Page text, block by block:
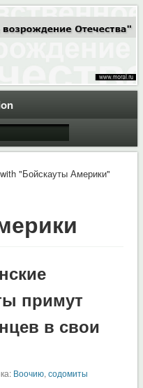
возрождение Отечества"
"Бойскауты Америки"
примут
в свои
Воочию,содомиты